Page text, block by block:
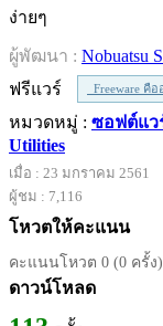
ง่ายๆ
ผู้พัฒนา : Nobuatsu
ฟรีแวร์
Freeware คือ
หมวดหมู่ : ซอฟต์แว
Utilities
เมื่อ : 23 มกราคม 2561
ผู้ชม : 7,116
โหวตให้คะแนน
คะแนนโหวต 0 (0 ครั้ง)
ดาวน์โหลด